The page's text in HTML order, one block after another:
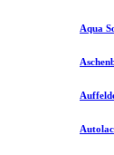
Aqua